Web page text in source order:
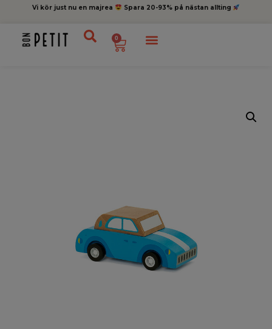
Vi kör just nu en majrea Spara 20-93% på nästan allting
0